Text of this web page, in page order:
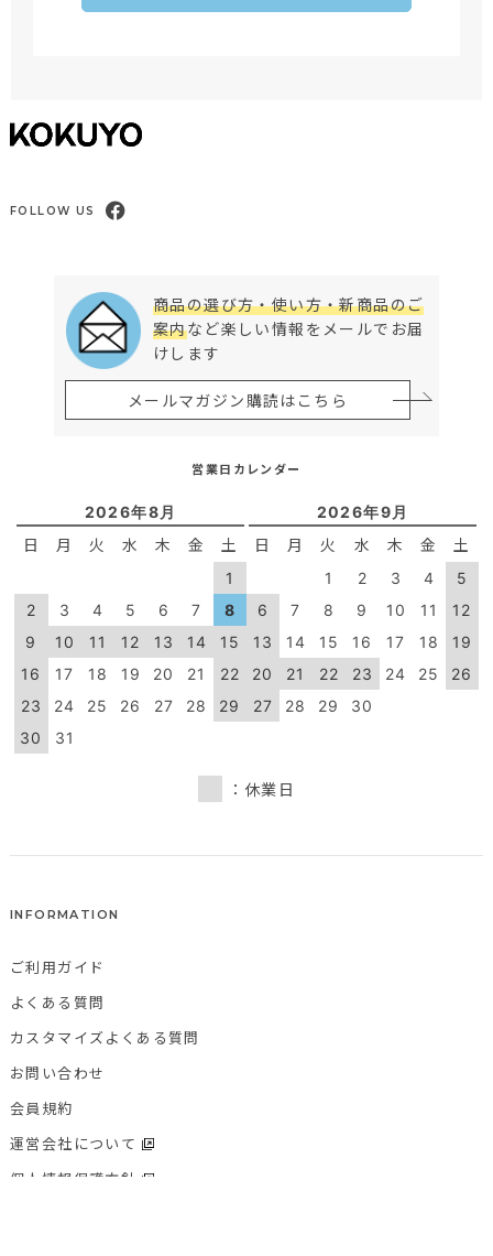
FOLLOW US
商品の選び方・使い方・新商品のご
案内など楽しい情報をメールでお届
けします
メールマガジン購読はこちら
営業日カレンダー
2026年8月
日 月 火 水 木 金 土
1
2
3 4 5 6 7
8
9
10 11 12 13 14
15
16
17 18 19 20 21
22
23
24 25 26 27 28
29
30
31
2026年9月
日 月 火 水 木 金 土
1 2 3 4
5
6
7 8 9 10 11
12
13
14 15 16 17 18
19
20
21 22 23 24 25
26
27
28 29 30
：休業日
INFORMATION
ご利用ガイド
よくある質問
カスタマイズよくある質問
お問い合わせ
会員規約
運営会社について
個人情報保護方針